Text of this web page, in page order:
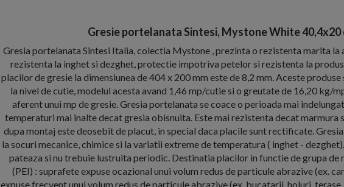
Gresie portelanata Sintesi, Mystone White 40,4x20
Gresia portelanata Sintesi Italia, colectia Mystone , prezinta o rezistenta marita la
rezistenta la inghet si dezghet, protectie impotriva petelor si rezistenta la
placilor de gresie la dimensiunea de 404 x 200 mm este de 8,2 mm. Aceste
la nivel de cutie, modelul acesta avand 1,46 mp/cutie si o greutate de 16,20 kg/
aferent unui mp de gresie. Gresia portelanata se coace o perioada mai
temperaturi mai inalte decat gresia obisnuita. Este mai rezistenta decat marmura
dupa montaj este deosebit de placut, in special daca placile sunt rectificate.
la socuri mecanice, chimice si la variatii extreme de temperatura ( inghet -
pateaza si nu trebuie lustruita periodic. Destinatia placilor in functie de grupa de
(PEI) : suprafete expuse ocazional unui volum redus de particule abrazive (ex.
expuse frecvent unui volum redus de particule abrazive (ex. bucatarii, holuri,